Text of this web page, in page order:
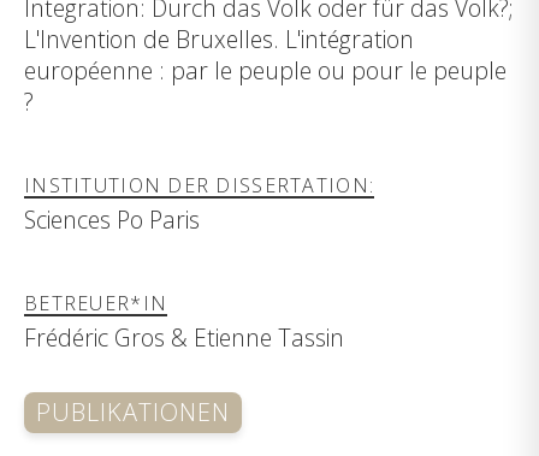
Integration: Durch das Volk oder für das Volk?;
L'Invention de Bruxelles. L'intégration
européenne : par le peuple ou pour le peuple
?
INSTITUTION DER DISSERTATION:
Sciences Po Paris
BETREUER*IN
Frédéric Gros & Etienne Tassin
PUBLIKATIONEN